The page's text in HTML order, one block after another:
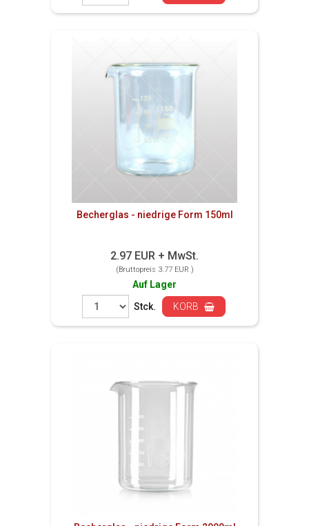
Becherglas - niedrige Form 150ml
2.97 EUR + MwSt.
(Bruttopreis 3.77 EUR )
Auf Lager
Stck.
KORB